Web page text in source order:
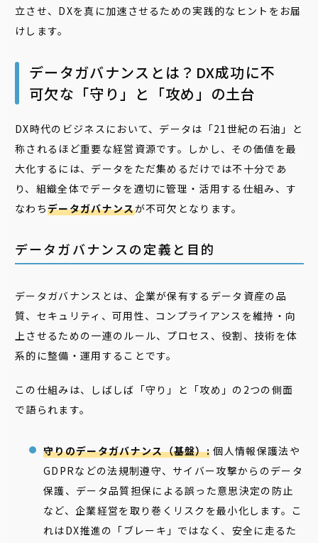
立させ、DXを真に加速させるための実践的なヒントをお届
けします。
データガバナンスとは？DX成功に不
可欠な「守り」と「攻め」の土台
DX時代のビジネスにおいて、データは「21世紀の石油」と
称されるほど重要な経営資源です。しかし、その価値を最
大化するには、データをただ集めるだけでは不十分であ
り、組織全体でデータを適切に管理・活用する仕組み、す
なわちデータガバナンスが不可欠となります。
データガバナンスの定義と目的
データガバナンスとは、企業が保有するデータ資産の品
質、セキュリティ、可用性、コンプライアンスを維持・向
上させるための一連のルール、プロセス、役割、技術を体
系的に整備・運用することです。
この仕組みは、しばしば「守り」と「攻め」の2つの側面
で語られます。
守りのデータガバナンス（基盤）: 個人情報保護法や
GDPRなどの法規制遵守、サイバー攻撃からのデータ
保護、データ品質担保による誤った意思決定の防止
など、企業経営を取り巻くリスクを最小化します。こ
れはDX推進の「ブレーキ」ではなく、安全に走るた